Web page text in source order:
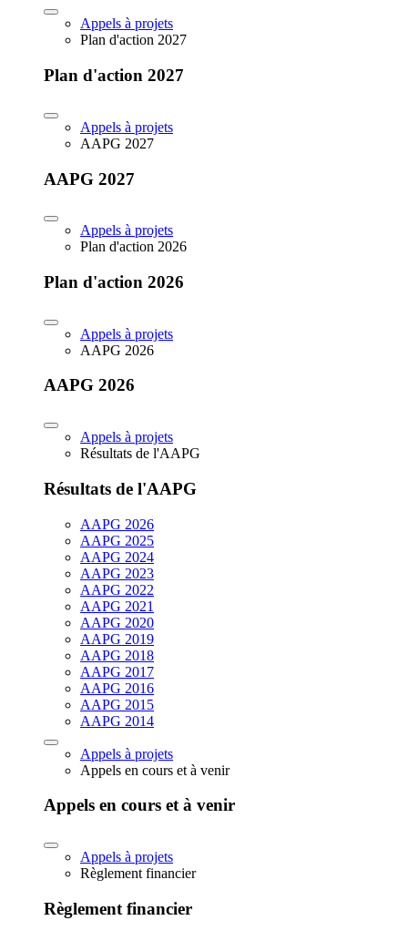
Appels à projets
Plan d'action 2027
Plan d'action 2027
Appels à projets
AAPG 2027
AAPG 2027
Appels à projets
Plan d'action 2026
Plan d'action 2026
Appels à projets
AAPG 2026
AAPG 2026
Appels à projets
Résultats de l'AAPG
Résultats de l'AAPG
AAPG 2026
AAPG 2025
AAPG 2024
AAPG 2023
AAPG 2022
AAPG 2021
AAPG 2020
AAPG 2019
AAPG 2018
AAPG 2017
AAPG 2016
AAPG 2015
AAPG 2014
Appels à projets
Appels en cours et à venir
Appels en cours et à venir
Appels à projets
Règlement financier
Règlement financier